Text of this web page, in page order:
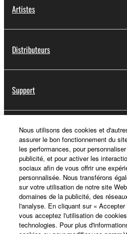
Artistes
Distributeurs
Support
Yamaha Music ID - Enregistrement
A propos de Yamaha
France - French
Professionnel
Nous utilisons des cookies et
assurer le bon fonctionnement du
les performances, pour
publicité, et pour activer les
sociaux afin de vous offrir une
personnalisée. Nous transférons
sur votre utilisation de notre site
domaines de la publicité, des
l'analyse. En cliquant sur «
vous acceptez l'utilisation de
technologies. Pour plus